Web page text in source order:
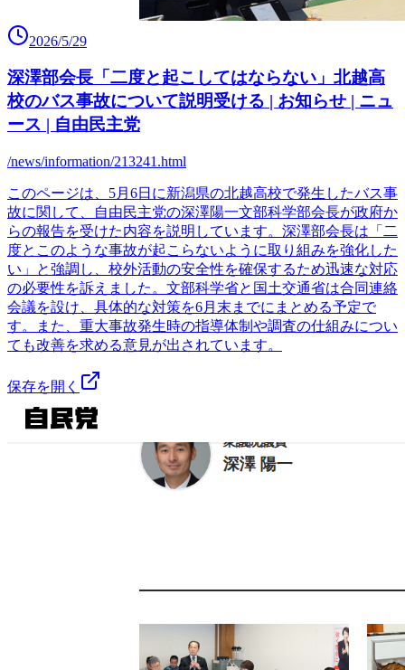
2026/5/29
深澤部会長「二度と起こしてはならない」北越高
校のバス事故について説明受ける | お知らせ | ニュ
ース | 自由民主党
/news/information/213241.html
このページは、5月6日に新潟県の北越高校で発生したバス事
故に関して、自由民主党の深澤陽一文部科学部会長が政府か
らの報告を受けた内容を説明しています。深澤部会長は「二
度とこのような事故が起こらないように取り組みを強化した
い」と強調し、校外活動の安全性を確保するため迅速な対応
の必要性を訴えました。文部科学省と国土交通省は合同連絡
会議を設け、具体的な対策を6月末までにまとめる予定で
す。また、重大事故発生時の指導体制や調査の仕組みについ
ても改善を求める意見が出されています。
保存を開く